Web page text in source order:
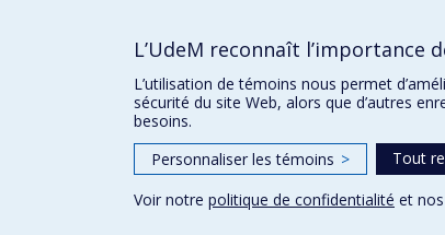
Confidentialité Conditions d’utilisation
L’UdeM reconnaît l’importance
L’utilisation de témoins nous permet
sécurité du site Web, alors que d’autres
besoins.
Personnaliser les témoins > Tout
Voir notre politique de confidentialité et nos